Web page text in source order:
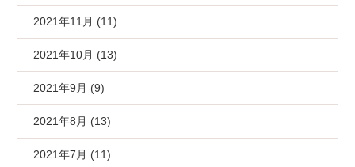
2021年11月 (11)
2021年10月 (13)
2021年9月 (9)
2021年8月 (13)
2021年7月 (11)